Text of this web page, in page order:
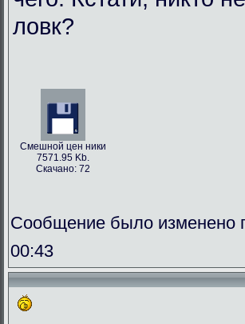
ловк?
Смешной цен ники
7571.95 Kb.
Скачано: 72
Сообщение было изменено
00:43